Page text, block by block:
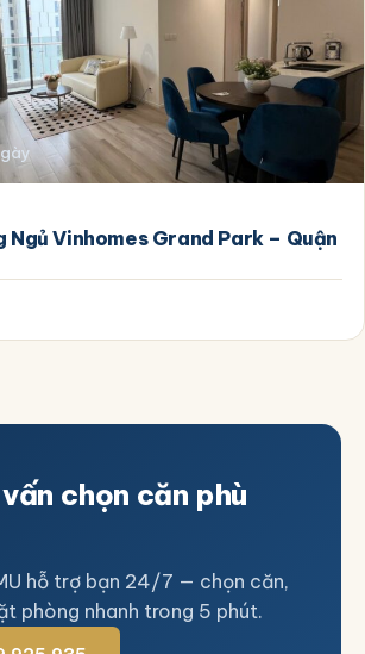
Ngủ Vinhomes Grand Park – Quận
chọn căn phù
hỗ trợ bạn 24/7 — chọn căn,
phòng nhanh trong 5 phút.